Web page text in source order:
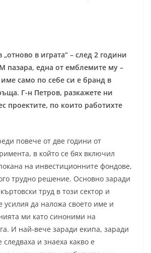
в играта“ – след 2 години
пазара, една от емблемите му –
само по себе си е бранд в
Г-н Петров, разкажете ни
проектите, по които работихте
повече от две години от
в който се бях включил
на инвестиционните фондове,
трудно решение. Основно заради
труд в този сектор и
усилия да наложа своето име и
ми като синоними на
И най-вече заради екипа, заради
следваха и знаеха какво е